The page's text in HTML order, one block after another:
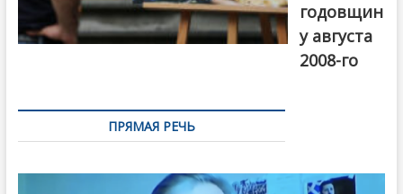
годовщин
у августа
2008-го
ПРЯМАЯ РЕЧЬ